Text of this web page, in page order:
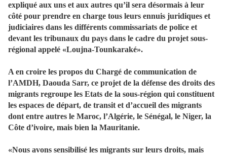
expliqué aux uns et aux autres qu’il sera désormais à leur
côté pour prendre en charge tous leurs ennuis juridiques et
judiciaires dans les différents commissariats de police et
devant les tribunaux du pays dans le cadre du projet sous-
régional appelé «Loujna-Tounkaraké».
A en croire les propos du Chargé de communication de
l’AMDH, Daouda Sarr, ce projet de la défense des droits des
migrants regroupe les Etats de la sous-région qui constituent
les espaces de départ, de transit et d’accueil des migrants
dont entre autres le Maroc, l’Algérie, le Sénégal, le Niger, la
Côte d’ivoire, mais bien la Mauritanie.
«Nous avons sensibilisé les migrants sur leurs droits, mais